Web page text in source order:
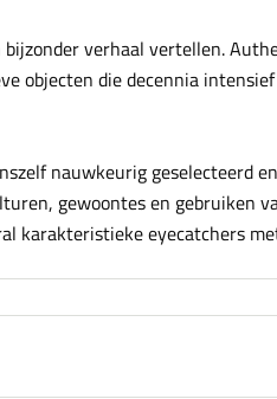
verhaal vertellen.
objecten die decennia
nauwkeurig geselecteerd
gewoontes en gebruiken
karakteristieke eyecatchers